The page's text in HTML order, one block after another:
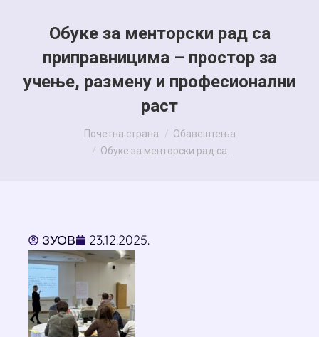
Обуке за менторски рад са
приправницима – простор за
учење, размену и професионални
раст
You are here:Почетна страна
Обавештења
Обуке за менторски рад са…
ЗУОВ 23.12.2025.